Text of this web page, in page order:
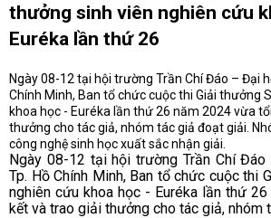
thưởng sinh viên nghiên cứu
Euréka lần thứ 26
Ngày 08-12 tại hội trường Trần Chí Đáo – Đại
Chính Minh, Ban tổ chức cuộc thi Giải thưởng
khoa học - Euréka lần thứ 26 năm 2024 vừa
thưởng cho tác giả, nhóm tác giả đoạt giải.
công nghệ sinh học xuất sắc nhận giải.
Ngày 08-12 tại hội trường Trần Chí
Tp. Hồ Chính Minh, Ban tổ chức cuộc thi
nghiên cứu khoa học - Euréka lần thứ
kết và trao giải thưởng cho tác giả, nhóm